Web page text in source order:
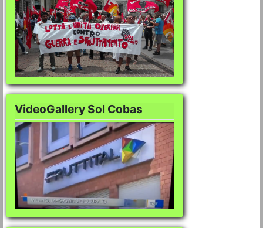
VideoGallery Sol Cobas
VideoGallery Sol